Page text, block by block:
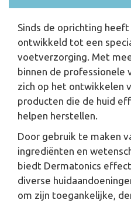
Sinds de oprichting
ontwikkeld tot een
voetverzorging. Met
binnen de
zich op het ontwikkelen
producten die de huid
helpen herstellen.
Door gebruik te maken
ingrediënten en
biedt Dermatonics
diverse
om zijn toegankelijke,